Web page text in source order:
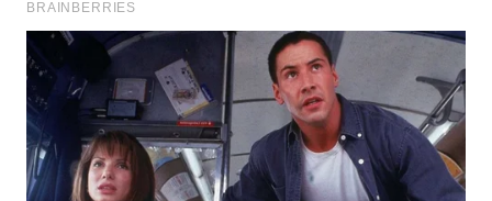
TV
WAHANANEWS
WAHANANEWS
CO ID